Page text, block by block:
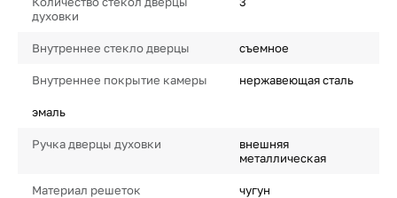
духовки
Внутреннее стекло дверцы съемное
Внутреннее покрытие камеры нержавеющая сталь
эмаль
Ручка дверцы духовки
внешняя
металлическая
Материал решеток чугун